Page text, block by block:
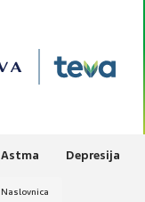
Astma Depresija
Naslovnica